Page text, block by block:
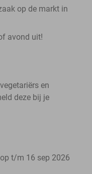
op de markt in
avond uit!
en
deze bij je
t/m 16 sep 2026